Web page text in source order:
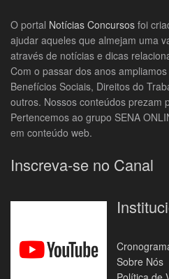
O portal Notícias Concursos foi
ajudar aqueles que almejam uma
através de notícias e dicas
Com o passar dos anos
Benefícios Sociais, Direitos do
outros. Nossos conteúdos prezam
Pertencemos ao grupo SENA
em conteúdo web.
Inscreva-se no Canal
Sobre Nós